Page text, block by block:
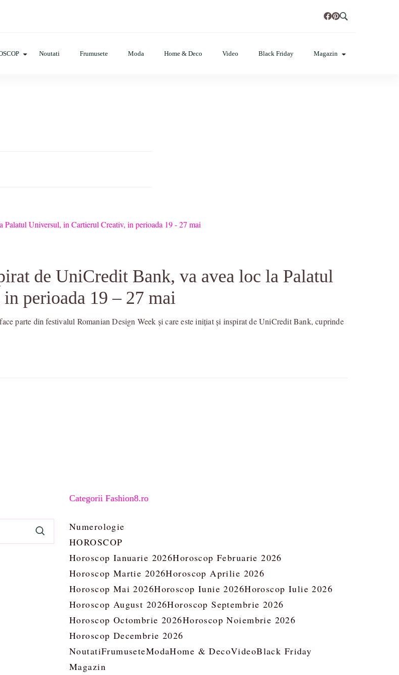
Noutati Frumusete Moda Home & Deco Video Black Friday Magazin
de UniCredit Bank, va avea loc la Palatul
perioada 19 – 27 mai
parte din festivalul Romanian Design Week și care este inițiat și inspirat de UniCredit Bank, cuprinde
Categorii Fashion8.ro
Numerologie
HOROSCOP
Horoscop Ianuarie 2026Horoscop Februarie 2026
Horoscop Martie 2026Horoscop Aprilie 2026
Horoscop Mai 2026Horoscop Iunie 2026Horoscop Iulie 2026
Horoscop August 2026Horoscop Septembrie 2026
Horoscop Octombrie 2026Horoscop Noiembrie 2026
Horoscop Decembrie 2026
NoutatiFrumuseteModaHome & DecoVideoBlack Friday
Magazin